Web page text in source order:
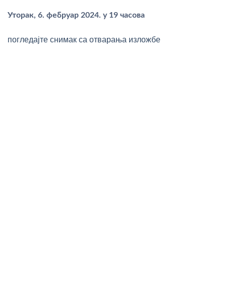
Уторак, 6. фебруар 2024. у 19 часова
погледајте снимак са отварања изложбе